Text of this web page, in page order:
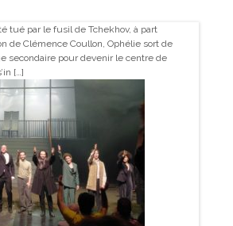
tué par le fusil de Tchekhov, à part
de Clémence Coullon, Ophélie sort de
secondaire pour devenir le centre de
[…]